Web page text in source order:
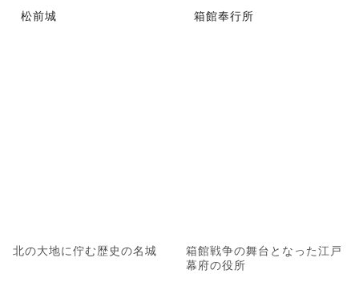
松前城
北の大地に佇む歴史の名城
箱館奉行所
箱館戦争の舞台となった江戸
幕府の役所